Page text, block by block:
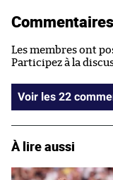
Commentaires
Les membres ont
Participez à la
Voir les 22
À lire aussi